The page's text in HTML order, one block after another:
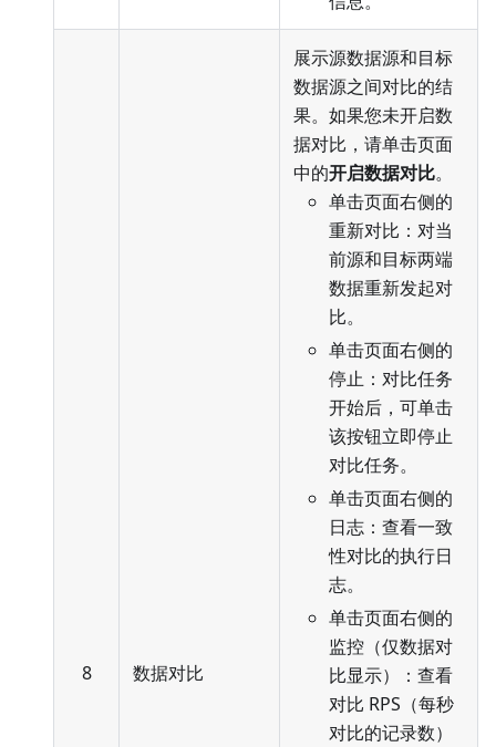
8 数据对比
展示源数据源和目标
数据源之间对比的结
果。如果您未开启数
据对比，请单击页面
中的开启数据对比。
单击页面右侧的
重新对比：对当
前源和目标两端
数据重新发起对
比。
单击页面右侧的
停止：对比任务
开始后，可单击
该按钮立即停止
对比任务。
单击页面右侧的
日志：查看一致
性对比的执行日
志。
单击页面右侧的
监控（仅数据对
比显示）：查看
对比 RPS（每秒
对比的记录数）